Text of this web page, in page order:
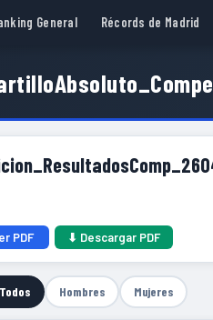
General Récords de Madrid
PDF ⬇ Descargar PDF
Todos Hombres Mujeres